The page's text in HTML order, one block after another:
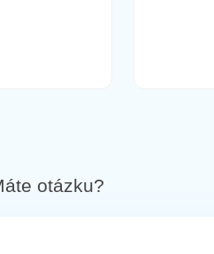
otázku?